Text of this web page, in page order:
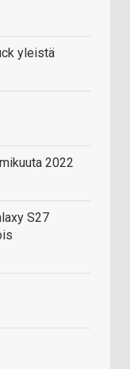
yleistä
2022
S27